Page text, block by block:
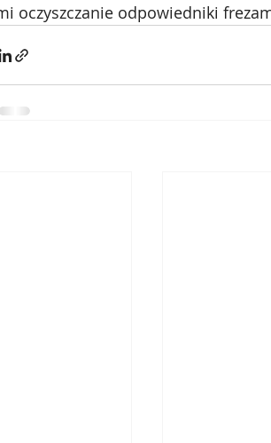
oczyszczanie odpowiedniki